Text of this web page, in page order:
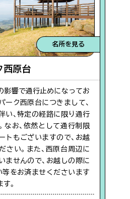
日がきれい
#海鮮
ンガロー
史・史跡
名所を見る
西原台
影響で通行止めになってお
ーク西原台につきまして、
い、特定の経路に限り通行
なお、依然として通行制限
トもございますので、お越
さい。また、西原台周辺に
ませんので、お越しの際に
等をお済ませくださいます
。